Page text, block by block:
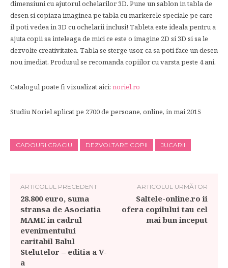
dimensiuni cu ajutorul ochelarilor 3D. Pune un sablon in tabla de
desen si copiaza imaginea pe tabla cu markerele speciale pe care
il poti vedea in 3D cu ochelarii inclusi! Tableta este ideala pentru a
ajuta copii sa inteleaga de mici ce este o imagine 2D si 3D si sa le
dezvolte creativitatea. Tabla se sterge usor, ca sa poti face un desen
nou imediat. Produsul se recomanda copiilor cu varsta peste 4 ani.
Catalogul poate fi vizualizat aici: noriel.ro
Studiu Noriel aplicat pe 2700 de persoane, online, in mai 2015
CADOURI CRACIU DEZVOLTARE COPII JUCARII
ARTICOLUL PRECEDENT
28.800 euro, suma
stransa de Asociatia
MAME in cadrul
evenimentului
caritabil Balul
Stelutelor – editia a V-
a
ARTICOLUL URMĂTOR
Saltele-online.ro ii
ofera copilului tau cel
mai bun inceput